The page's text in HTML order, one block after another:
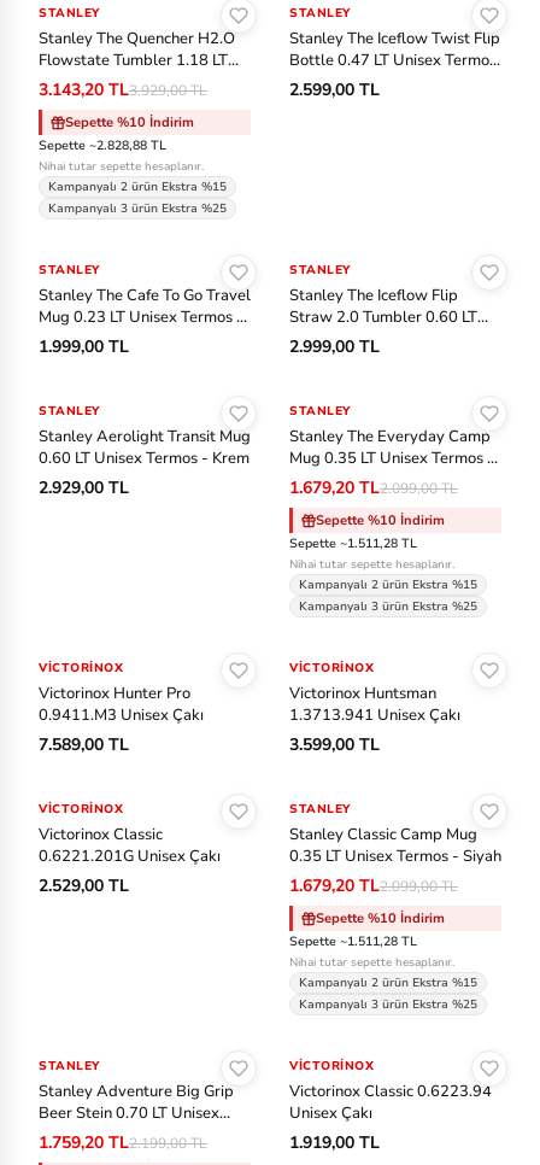
Tenis
Voleybol
ok
s
C
as
io
o
nv
er
se
Cr
oc
s
st
pa
k
bc
ar
e
fs
ki
-%20
STANLEY
Stanley The Quencher H2.O
Flowstate Tumbler 1.18 LT
Unisex Termos - Krem
3.143,20 TL3.929,00 TL
Sepette %10 İndirim
Sepette ~2.828,88 TL
Nihai tutar sepette hesaplanır.
Kampanyalı 2 ürün Ekstra %15
Kampanyalı 3 ürün Ekstra %25
STANLEY
Stanley The Iceflow Twist Flip
Bottle 0.47 LT Unisex Termos
- Sarı
2.599,00 TL
STANLEY
Stanley The Cafe To Go Travel
Mug 0.23 LT Unisex Termos -
Siyah
1.999,00 TL
STANLEY
Stanley The Iceflow Flip
Straw 2.0 Tumbler 0.60 LT
Unisex Termos - Siyah
2.999,00 TL
STANLEY
Stanley Aerolight Transit Mug
0.60 LT Unisex Termos - Krem
2.929,00 TL
-%20
STANLEY
Stanley The Everyday Camp
Mug 0.35 LT Unisex Termos -
Krem
1.679,20 TL2.099,00 TL
Sepette %10 İndirim
Sepette ~1.511,28 TL
Nihai tutar sepette hesaplanır.
Kampanyalı 2 ürün Ekstra %15
Kampanyalı 3 ürün Ekstra %25
VICTORINOX
Victorinox Hunter Pro
0.9411.M3 Unisex Çakı
7.589,00 TL
VICTORINOX
Victorinox Huntsman
1.3713.941 Unisex Çakı
3.599,00 TL
VICTORINOX
Victorinox Classic
0.6221.201G Unisex Çakı
2.529,00 TL
-%20
STANLEY
Stanley Classic Camp Mug
0.35 LT Unisex Termos - Siyah
1.679,20 TL2.099,00 TL
Sepette %10 İndirim
Sepette ~1.511,28 TL
Nihai tutar sepette hesaplanır.
Kampanyalı 2 ürün Ekstra %15
Kampanyalı 3 ürün Ekstra %25
-%20
STANLEY
Stanley Adventure Big Grip
Beer Stein 0.70 LT Unisex
Termos - Yeşil
1.759,20 TL2.199,00 TL
VICTORINOX
Victorinox Classic 0.6223.94
Unisex Çakı
1.919,00 TL